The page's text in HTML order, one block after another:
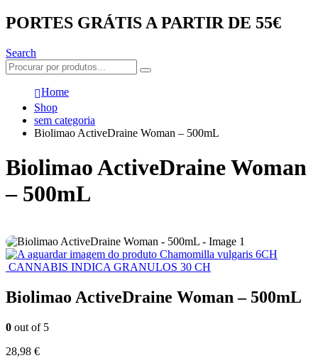
PORTES GRÁTIS A PARTIR DE 55€
Search
Home
Shop
sem categoria
Biolimao ActiveDraine Woman – 500mL
Biolimao ActiveDraine Woman
– 500mL
Chamomilla vulgaris 6CH
CANNABIS INDICA GRANULOS 30 CH
Biolimao ActiveDraine Woman – 500mL
0 out of 5
28,98 €